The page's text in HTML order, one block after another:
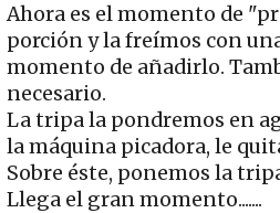
Ahora es el momento de
porción y la freímos con
momento de añadirlo.
necesario.
La tripa la pondremos en
la máquina picadora, le
Sobre éste, ponemos la
Llega el gran momento.......